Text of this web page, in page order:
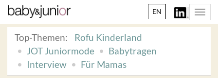
EN
Top-Themen:
Rofu Kinderland
JOT Juniormode
Babytragen
Interview
Für Mamas